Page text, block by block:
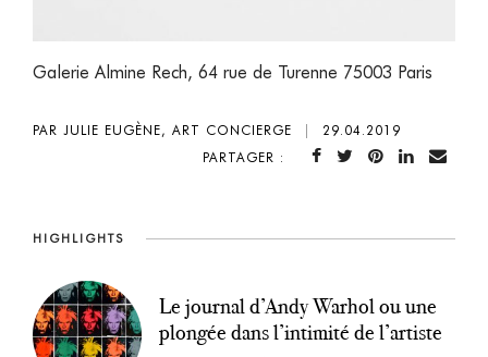
Galerie Almine Rech, 64 rue de Turenne 75003 Paris
PAR JULIE EUGÈNE, ART CONCIERGE
29.04.2019
PARTAGER :
HIGHLIGHTS
Le journal d’Andy Warhol ou une
plongée dans l’intimité de l’artiste